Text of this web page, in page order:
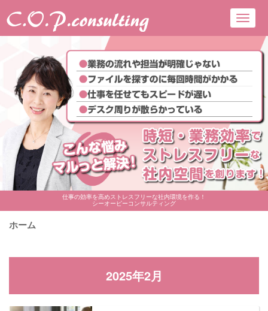
仕事の効率を高めストレスフリーな社内環境を作る！
シーオーピーコンサルティング
ホーム
2025年2月